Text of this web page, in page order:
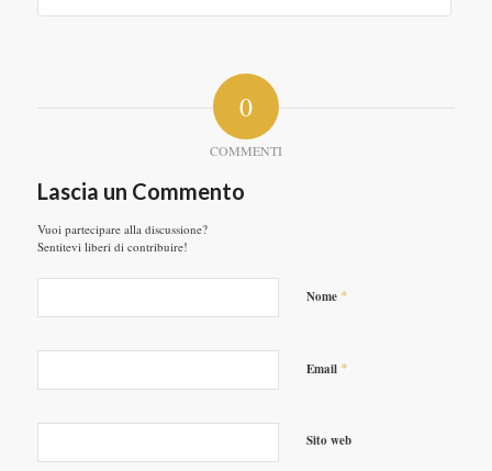
0
COMMENTI
Lascia un Commento
Vuoi partecipare alla discussione?
Sentitevi liberi di contribuire!
Nome *
Email *
Sito web